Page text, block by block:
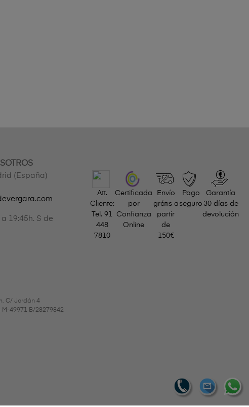
(España)
19:45h. S de
Att.
Cliente:
Tel.91
448
7810
Certificada
por
Confianza
Online
Envío
grátis a
partir
de
150€
Pago
seguro
Garantía
30 días de
devolución
C/ Jordán 4
M-49971 B/28279842